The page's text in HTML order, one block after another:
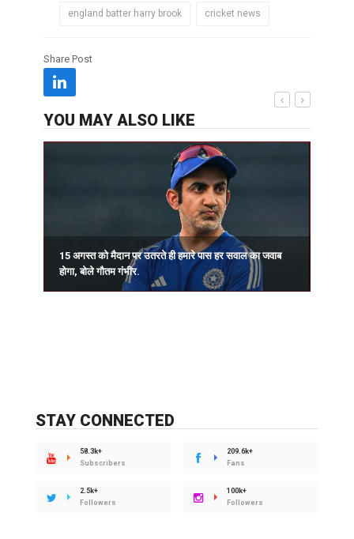
england batter harry brook cricket news
Share Post
YOU MAY ALSO LIKE
15 अगस्त को मैदान पर उतरते ही हमारे पास हर सवाल का जवाब
होगा, बोले गौतम गंभीर.
STAY CONNECTED
58.3k+
Subscribers
209.6k+
Fans
2.5k+
Followers
100k+
Followers